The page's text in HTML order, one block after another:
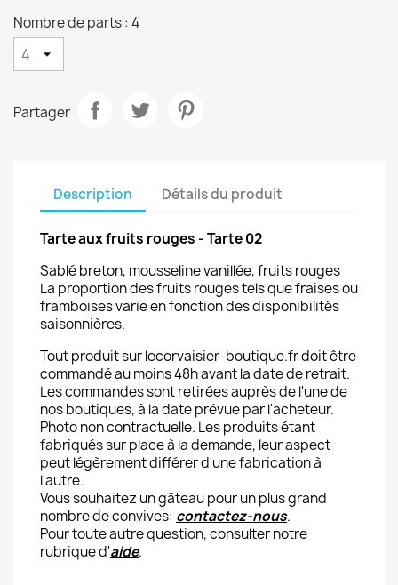
Nombre de parts : 4
Partager
Description Détails du produit
Tarte aux fruits rouges - Tarte 02
Sablé breton, mousseline vanillée, fruits rouges
La proportion des fruits rouges tels que fraises ou
framboises varie en fonction des disponibilités
saisonnières.
Tout produit sur lecorvaisier-boutique.fr doit être
commandé au moins 48h avant la date de retrait.
Les commandes sont retirées auprès de l'une de
nos boutiques, à la date prévue par l'acheteur.
Photo non contractuelle. Les produits étant
fabriqués sur place à la demande, leur aspect
peut légèrement différer d'une fabrication à
l'autre.
Vous souhaitez un gâteau pour un plus grand
nombre de convives: contactez-nous.
Pour toute autre question, consulter notre
rubrique d'aide.